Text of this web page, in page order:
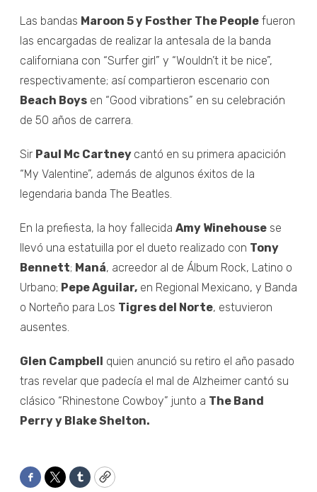
Las bandas Maroon 5 y Fosther The People fueron
las encargadas de realizar la antesala de la banda
californiana con “Surfer girl” y “Wouldn’t it be nice”,
respectivamente; así compartieron escenario con
Beach Boys en “Good vibrations” en su celebración
de 50 años de carrera.
Sir Paul Mc Cartney cantó en su primera apacición
“My Valentine”, además de algunos éxitos de la
legendaria banda The Beatles.
En la prefiesta, la hoy fallecida Amy Winehouse se
llevó una estatuilla por el dueto realizado con Tony
Bennett; Maná, acreedor al de Álbum Rock, Latino o
Urbano; Pepe Aguilar, en Regional Mexicano, y Banda
o Norteño para Los Tigres del Norte, estuvieron
ausentes.
Glen Campbell quien anunció su retiro el año pasado
tras revelar que padecía el mal de Alzheimer cantó su
clásico “Rhinestone Cowboy” junto a The Band
Perry y Blake Shelton.
Facebook
TwitterTumblrCopy